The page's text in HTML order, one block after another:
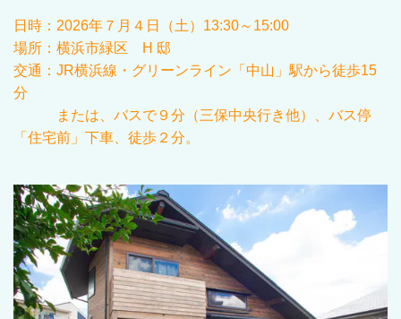
日時： 2026年７ 月 ４ 日（土）13:30～15:00
場所：横浜市緑区 H 邸
交通：JR横浜線・グリーンライン「中山」駅から徒歩15
分
または、バスで９分（三保中央行き他）、バス停
「住宅前」下車、徒歩２分。